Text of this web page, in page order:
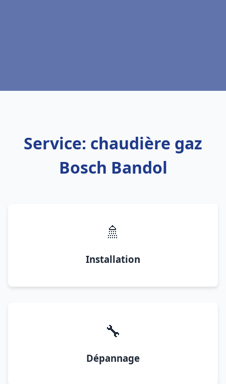
Service: chaudière gaz
Bosch Bandol
🚿
Installation
🔧
Dépannage